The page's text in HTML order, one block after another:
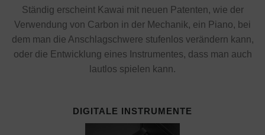
Ständig erscheint Kawai mit neuen Patenten, wie der
Verwendung von Carbon in der Mechanik, ein Piano, bei
dem man die Anschlagschwere stufenlos verändern kann,
oder die Entwicklung eines Instrumentes, dass man auch
lautlos spielen kann.
DIGITALE INSTRUMENTE